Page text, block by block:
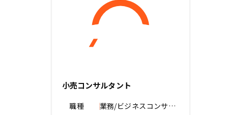
小売コンサルタント
職種
業務/ビジネスコンサル